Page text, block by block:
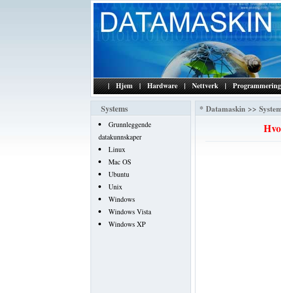
| Hjem | Hardware | Nettverk | Programmering
Systems
Grunnleggende
datakunnskaper
Linux
Mac OS
Ubuntu
Unix
Windows
Windows Vista
Windows XP
* Datamaskin >>